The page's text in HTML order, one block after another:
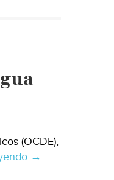
(OCDE),
México:
→